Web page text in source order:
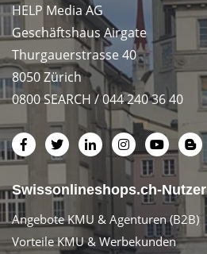
HELP Media AG
Geschäftshaus Airgate
Thurgauerstrasse 40
8050 Zürich
0800 SEARCH / 044 240 36 40
Swissonlineshops.ch-Nutzer
Angebote KMU & Agenturen (B2B)
Vorteile KMU & Werbekunden